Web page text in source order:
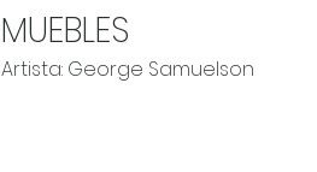
MUEBLES
Artista: George Samuelson